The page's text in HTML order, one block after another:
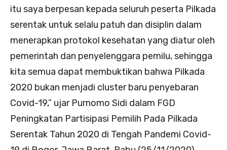
itu saya berpesan kepada seluruh peserta Pilkada
serentak untuk selalu patuh dan disiplin dalam
menerapkan protokol kesehatan yang diatur oleh
pemerintah dan penyelenggara pemilu, sehingga
kita semua dapat membuktikan bahwa Pilkada
2020 bukan menjadi cluster baru penyebaran
Covid-19,” ujar Purnomo Sidi dalam FGD
Peningkatan Partisipasi Pemilih Pada Pilkada
Serentak Tahun 2020 di Tengah Pandemi Covid-